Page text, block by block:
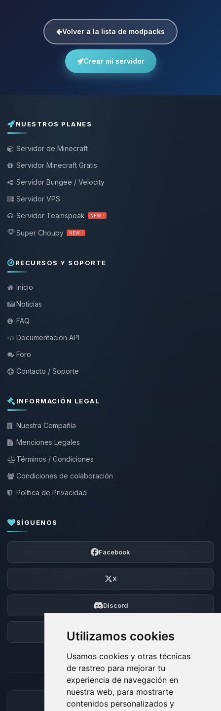
Utilizamos cookies
Usamos cookies y otras técnicas
de rastreo para mejorar tu
experiencia de navegación en
nuestra web, para mostrarte
contenidos personalizados y
Volver a la lista de modpacks
Crear mi servidor
NUESTROS PLANES
Servidor de Minecraft
Servidor Minecraft Gratis
Servidor Bungee / Velocity
Servidor VPS
Servidor Teamspeak
NEW !
Super Choupy NEW !
RECURSOS Y SOPORTE
Inicio
Noticias
FAQ
Documentación API
Foro
Contacto / Soporte
INFORMACIÓN LEGAL
Nuestra Compañía
Menciones Legales
Términos / Condiciones
Condiciones de colaboración
Política de Privacidad
SÍGUENOS
Facebook
X
Discord
Foro
MÉTODOS DE PAGO ACEPTADOS